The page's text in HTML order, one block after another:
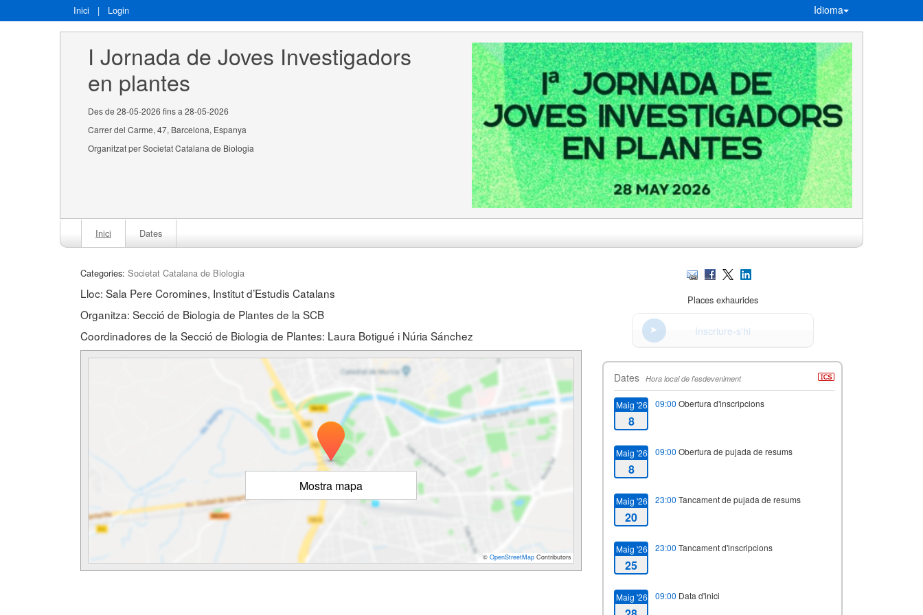
Inici | Login Idioma
I Jornada de Joves Investigadors
en plantes
Des de 28-05-2026 fins a 28-05-2026
Carrer del Carme, 47, Barcelona, Espanya
Organitzat per Societat Catalana de Biologia
Inici Dates
Categories: Societat Catalana de Biologia
Lloc: Sala Pere Coromines, Institut d’Estudis Catalans
Organitza: Secció de Biologia de Plantes de la SCB
Coordinadores de la Secció de Biologia de Plantes: Laura Botigué i Núria Sánchez
Mostra mapa
© OpenStreetMap Contributors
Places exhaurides
Inscriure-s'hi
Dates Hora local de l'esdeveniment
Maig '26
8
09:00 Obertura d'inscripcions
Maig '26
8
09:00 Obertura de pujada de resums
Maig '26
20
23:00 Tancament de pujada de resums
Maig '26
25
23:00 Tancament d'inscripcions
Maig '26 09:00 Data d'inici